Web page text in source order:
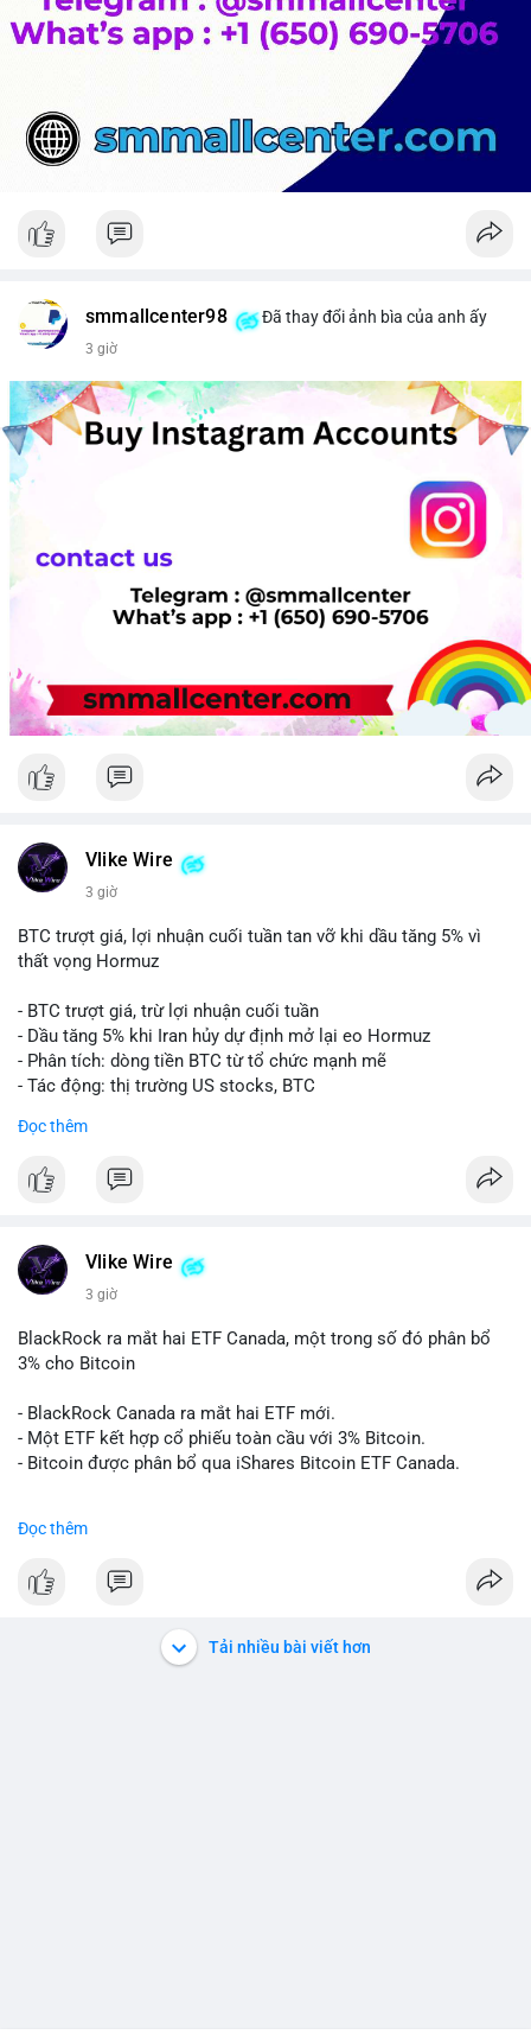
smmallcenter98 Đã thay đổi ảnh bìa của anh ấy
3 giờ
Vlike Wire
3 giờ
BTC trượt giá, lợi nhuận cuối tuần tan vỡ khi dầu tăng 5% vì
thất vọng Hormuz
- BTC trượt giá, trừ lợi nhuận cuối tuần
- Dầu tăng 5% khi Iran hủy dự định mở lại eo Hormuz
- Phân tích: dòng tiền BTC từ tổ chức mạnh mẽ
- Tác động: thị trường US stocks, BTC
#binancesquare
$btc
📰 Nguồn: Cointelegraph
Đọc thêm
Vlike Wire
3 giờ
BlackRock ra mắt hai ETF Canada, một trong số đó phân bổ
3% cho Bitcoin
- BlackRock Canada ra mắt hai ETF mới.
- Một ETF kết hợp cổ phiếu toàn cầu với 3% Bitcoin.
- Bitcoin được phân bổ qua iShares Bitcoin ETF Canada.
📰 Nguồn: Cointelegraph
Đọc thêm
Tải nhiều bài viết hơn